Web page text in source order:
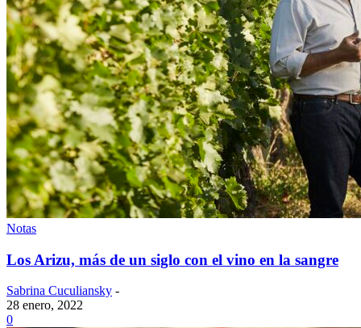
Notas
Los Arizu, más de un siglo con el vino en la sangre
Sabrina Cuculiansky -
28 enero, 2022
0